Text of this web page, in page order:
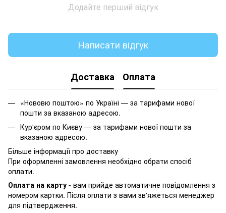
Додайте перший відгук
Написати відгук
Доставка Оплата
«Нововю поштою» по Україні — за тарифами нової
пошти за вказаною адресою.
Кур'єром по Києву — за тарифами нової пошти за
вказаною адресою.
Більше інформації про доставку
При оформленні замовлення необхідно обрати спосіб
оплати.
Оплата на карту - вам прийде автоматичне повідомлення з
номером картки. Після оплати з вами зв'яжеться менеджер
для підтвердження.